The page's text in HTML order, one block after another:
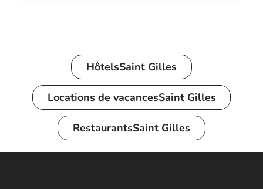
HôtelsSaint Gilles
Locations de vacancesSaint Gilles
RestaurantsSaint Gilles